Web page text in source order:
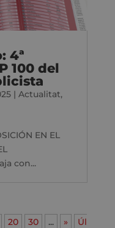
4ª
100 del
| Actualitat,
EN EL
con...
20 30 ... »
Úl